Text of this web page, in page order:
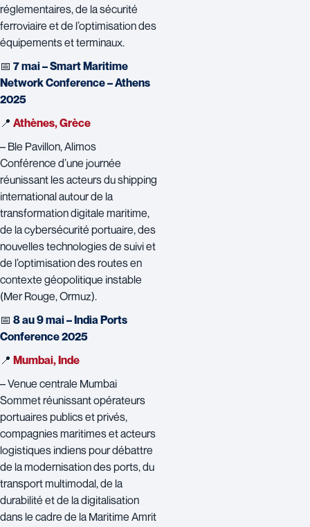
réglementaires, de la sécurité
ferroviaire et de l’optimisation des
équipements et terminaux.
📅 7 mai – Smart Maritime
Network Conference – Athens
2025
📍 Athènes, Grèce
– Ble Pavillon, Alimos
Conférence d’une journée
réunissant les acteurs du shipping
international autour de la
transformation digitale maritime,
de la cybersécurité portuaire, des
nouvelles technologies de suivi et
de l’optimisation des routes en
contexte géopolitique instable
(Mer Rouge, Ormuz).
📅 8 au 9 mai – India Ports
Conference 2025
📍 Mumbai, Inde
– Venue centrale Mumbai
Sommet réunissant opérateurs
portuaires publics et privés,
compagnies maritimes et acteurs
logistiques indiens pour débattre
de la modernisation des ports, du
transport multimodal, de la
durabilité et de la digitalisation
dans le cadre de la Maritime Amrit